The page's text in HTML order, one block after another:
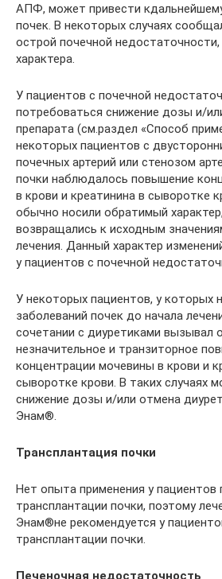
АПФ, может привести
почек. В некоторых случаях
острой почечной
характера.
У пациентов с почечной
потребоваться снижение дозы и/
препарата (см.раздел «Способ
некоторых пациентов с
почечных артерий или стенозом
почки наблюдалось повышение
в крови и креатинина в сыворотке
обычно носили обратимый
возвращались к исходным
лечения. Данный характер
у пациентов с почечной
У некоторых пациентов, у которых
заболеваний почек до начала
сочетании с диуретиками вызывал
незначительное и транзиторное
концентрации мочевины в крови и
сыворотке крови. В таких случаях
снижение дозы и/или отмена
Энам®.
Трансплантация почки
Нет опыта применения у пациентов
трансплантации почки, поэтому
Энам®не рекомендуется у
трансплантации почки.
Печеночная недостаточность